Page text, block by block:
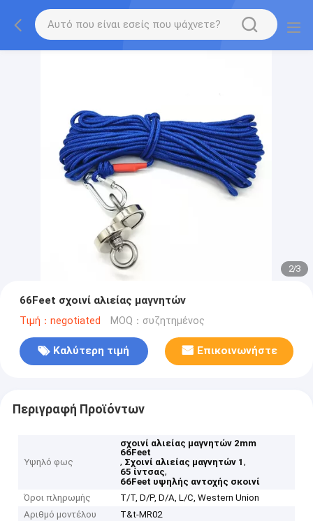
2/3
66Feet σχοινί αλιείας μαγνητών
Τιμή：negotiated MOQ：συζητημένος
Καλύτερη τιμή Επικοινωνήστε
Περιγραφή Προϊόντων
Υψηλό φως
σχοινί αλιείας μαγνητών 2mm
66Feet
, Σχοινί αλιείας μαγνητών 1,
65 ίντσας,
66Feet υψηλής αντοχής σκοινί
Όροι πληρωμής
T/T, D/P, D/A, L/C, Western Union
Αριθμό μοντέλου
T&t-MR02